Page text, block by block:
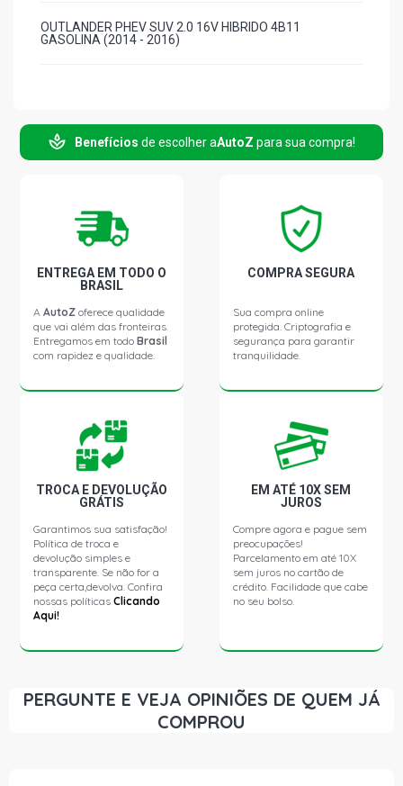
OUTLANDER PHEV SUV 2.0 16V HIBRIDO 4B11
GASOLINA (2014 - 2016)
Benefícios de escolher aAutoZ para sua compra!
ENTREGA EM TODO O
BRASIL
AAutoZ oferece qualidade
que vai além das fronteiras.
Entregamos em todoBrasil
com rapidez e qualidade.
COMPRA SEGURA
Sua compra online
protegida. Criptografia e
segurança para garantir
tranquilidade.
TROCA E DEVOLUÇÃO
GRÁTIS
Garantimos sua satisfação!
Política de troca e
devolução simples e
transparente. Se não for a
peça certa,devolva. Confira
nossas políticasClicando
Aqui!
EM ATÉ 10X SEM
JUROS
Compre agora e pague sem
preocupações!
Parcelamento em até 10X
sem juros no cartão de
crédito. Facilidade que cabe
no seu bolso.
PERGUNTE E VEJA OPINIÕES DE QUEM JÁ
COMPROU